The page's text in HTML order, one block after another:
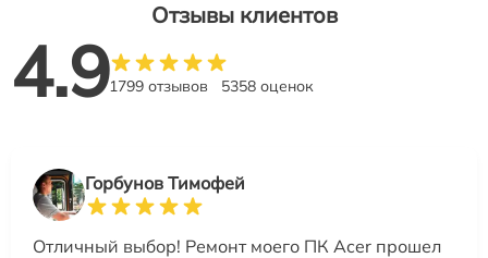
Отзывы клиентов
4.91799 отзывов 5358 оценок
Горбунов Тимофей
Отличный выбор! Ремонт моего ПК Acer прошел